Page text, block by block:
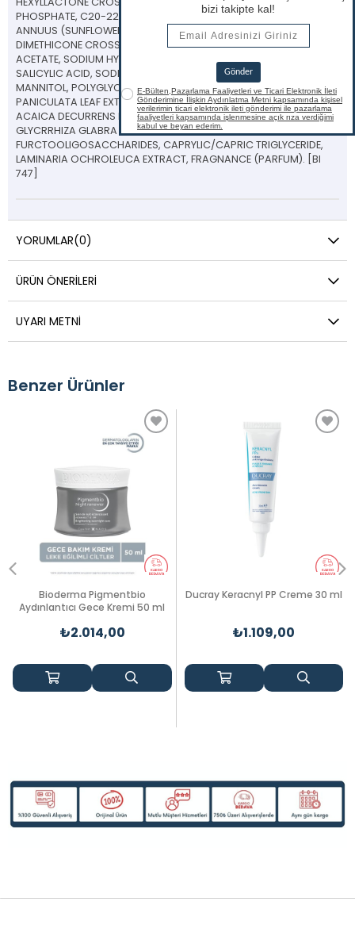
PHOSPHATE, C20-22 ALCOHOLS, XANTHAN GUM, HELIANTHUS
ANNUUS (SUNFLOWER) SEED WAX, DIMETHICONE/VINYL
DIMETHICONE CROSSPOLYMER, PENTYLENE GLYCOL, TOCOPHERYL
ACETATE, SODIUM HYDROXIDE, HYDROGENATED CASTOR OIL,
SALICYLIC ACID, SODIUM CITRATE, LYSINE, AZELAIC ACID,
MANNITOL, POLYGLYCERIN-3, XYLITOL, ANDROGRAPHIS
PANICULATA LEAF EXTRACTİ RAHMNOSE, PROPLYNE GLYCOL,
ACAICA DECURRENS FLOWER WAX, SACCHARIDE ISOMERATE,
GLYCRRHIZA GLABRA (LICORICE) ROOT EXTRACT, TOCOPHEROL,
FURCTOOLIGOSACCHARIDES, CAPRYLIC/CAPRIC TRIGLYCERIDE,
LAMINARIA OCHROLEUCA EXTRACT, FRAGNANCE (PARFUM). [BI
747]
YORUMLAR(0)
ÜRÜN ÖNERILERI
UYARI METNI
Benzer Ürünler
Bioderma Pigmentbio
Aydınlantıcı Gece Kremi 50 ml
₺2.014,00
Ducray Keracnyl PP Creme 30 ml
₺1.109,00